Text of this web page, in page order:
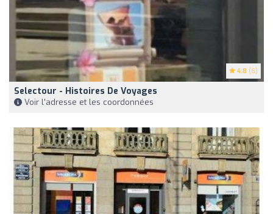
4.8 (6)
Selectour - Histoires De Voyages
Voir l'adresse et les coordonnées